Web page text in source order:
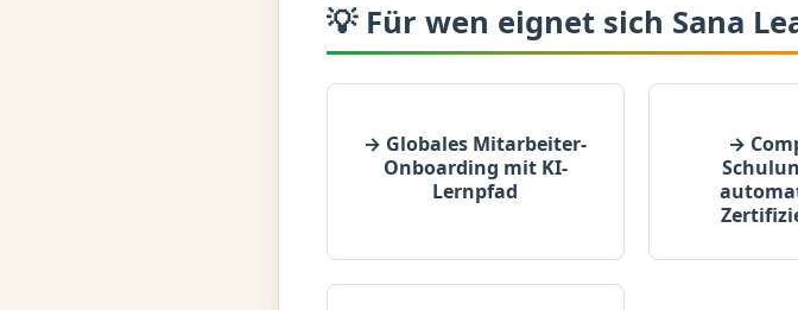
💡 Für wen eignet sich Sana
→ Globales Mitarbeiter-
Onboarding mit KI-
Lernpfad
→